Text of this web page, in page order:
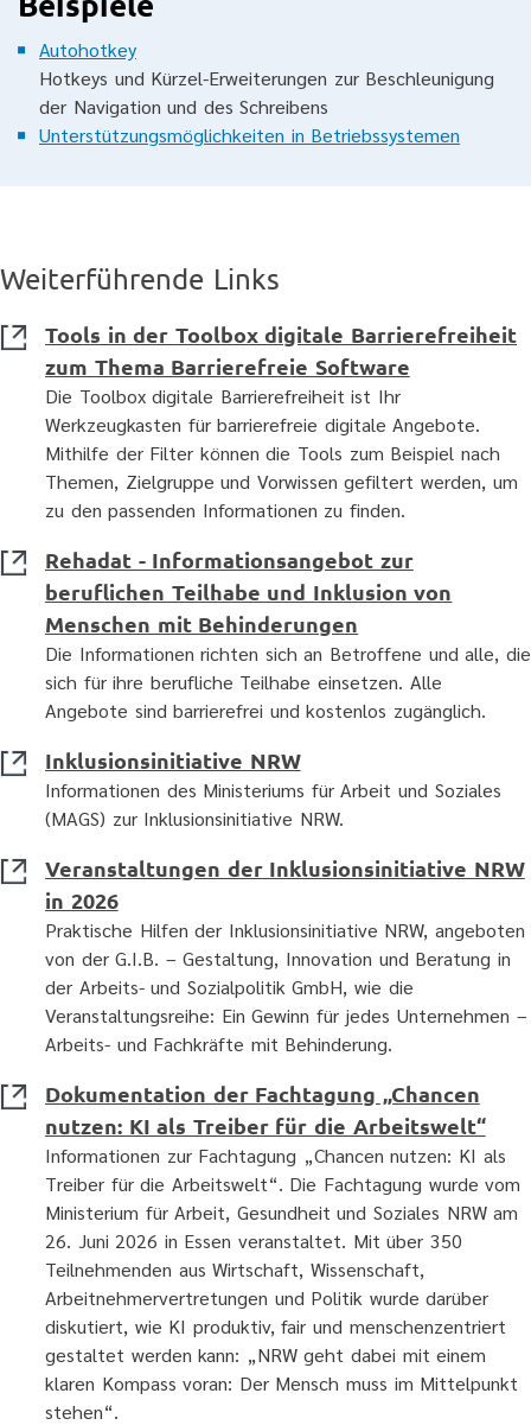
Autohotkey
Hotkeys und Kürzel-Erweiterungen zur Beschleunigung
der Navigation und des Schreibens
Unterstützungsmöglichkeiten in Betriebssystemen
Weiterführende Links
Tools in der Toolbox digitale Barrierefreiheit
zum Thema Barrierefreie Software
Die Toolbox digitale Barrierefreiheit ist Ihr
Werkzeugkasten für barrierefreie digitale Angebote.
Mithilfe der Filter können die Tools zum Beispiel nach
Themen, Zielgruppe und Vorwissen gefiltert werden, um
zu den passenden Informationen zu finden.
Rehadat - Informationsangebot zur
beruflichen Teilhabe und Inklusion von
Menschen mit Behinderungen
Die Informationen richten sich an Betroffene und alle, die
sich für ihre berufliche Teilhabe einsetzen. Alle
Angebote sind barrierefrei und kostenlos zugänglich.
Inklusionsinitiative NRW
Informationen des Ministeriums für Arbeit und Soziales
(MAGS) zur Inklusionsinitiative NRW.
Veranstaltungen der Inklusionsinitiative NRW
in 2026
Praktische Hilfen der Inklusionsinitiative NRW, angeboten
von der G.I.B. – Gestaltung, Innovation und Beratung in
der Arbeits- und Sozialpolitik GmbH, wie die
Veranstaltungsreihe: Ein Gewinn für jedes Unternehmen –
Arbeits- und Fachkräfte mit Behinderung.
Dokumentation der Fachtagung „Chancen
nutzen: KI als Treiber für die Arbeitswelt“
Informationen zur Fachtagung „Chancen nutzen: KI als
Treiber für die Arbeitswelt“. Die Fachtagung wurde vom
Ministerium für Arbeit, Gesundheit und Soziales NRW am
26. Juni 2026 in Essen veranstaltet. Mit über 350
Teilnehmenden aus Wirtschaft, Wissenschaft,
Arbeitnehmervertretungen und Politik wurde darüber
diskutiert, wie KI produktiv, fair und menschenzentriert
gestaltet werden kann: „NRW geht dabei mit einem
klaren Kompass voran: Der Mensch muss im Mittelpunkt
stehen“.